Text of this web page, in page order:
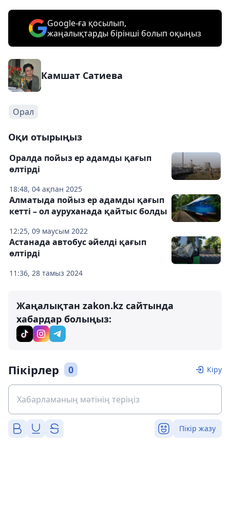
Google-ға қосылып,
жаңалықтарды бірінші болып оқыңыз
Камшат Сатиева
Орал
Оқи отырыңыз
18:48, 04 ақпан 2025
Оралда пойыз ер адамды қағып
өлтірді
12:25, 09 маусым 2022
Алматыда пойыз ер адамды қағып
кетті – ол ауруханада қайтыс болды
11:36, 28 тамыз 2024
Астанада автобус әйелді қағып
өлтірді
Жаңалықтан zakon.kz сайтында
хабардар болыңыз:
Пікірлер 0 Кіру
Пікір жазу